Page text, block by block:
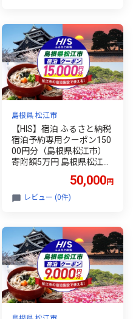
レゼント 贈り物 贈答 宿泊
クーポン 島根 松江 山陰 予
約 宿泊予約 国内旅行 トラ
ベル 旅行券 ペア 家族旅行
温泉 絶景 風景 癒し
島根県 松江市
【HIS】宿泊 ふるさと納税
宿泊予約専用クーポン150
00円分（島根県松江市）
寄附額5万円 島根県松江
イ・エス [ALHT005]｜人気
おすすめ HIS 旅行 旅 券 宿
レゼント 贈り物 贈答 宿泊
クーポン 島根 松江 山陰 予
約 宿泊予約 国内旅行 トラ
ベル 旅行券 ペア 家族旅行
温泉 絶景 風景 癒し
50,000円
レビュー (0件)